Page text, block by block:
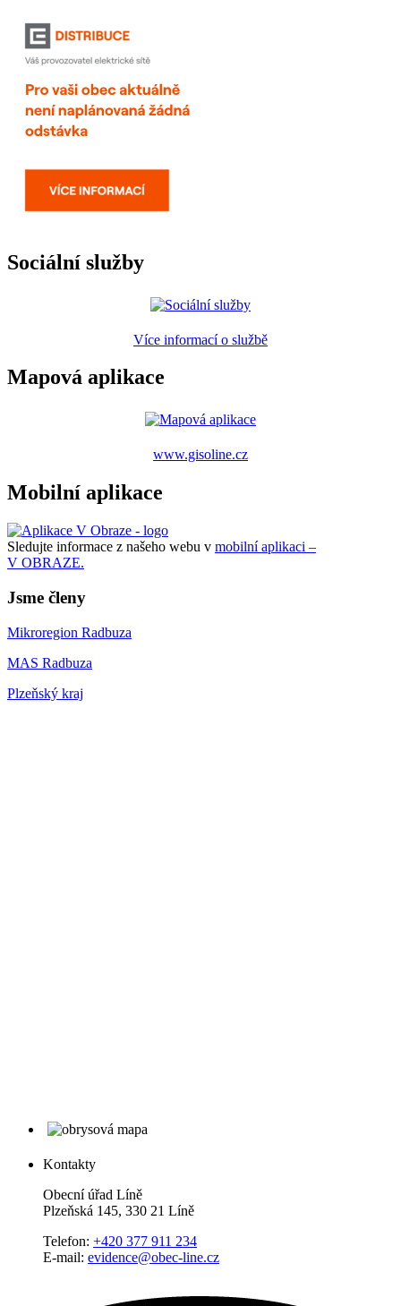
Sociální služby
Více informací o službě
Mapová aplikace
www.gisoline.cz
Mobilní aplikace
Sledujte informace z našeho webu v mobilní aplikaci –
V OBRAZE.
Jsme členy
Mikroregion Radbuza
MAS Radbuza
Plzeňský kraj
Kontakty
Obecní úřad Líně
Plzeňská 145, 330 21 Líně
Telefon: +420 377 911 234
E-mail: evidence@obec-line.cz